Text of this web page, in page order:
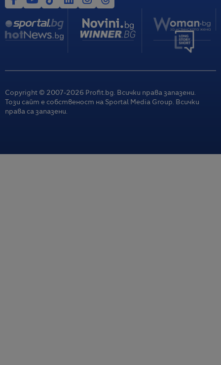
Copyright © 2007-2026 Profit.bg. Всички права запазени.
Този сайт е собственост на Sportal Media Group. Всички
права са запазени.